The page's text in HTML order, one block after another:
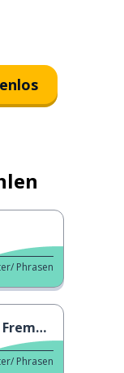
Phrasen
Phrasen